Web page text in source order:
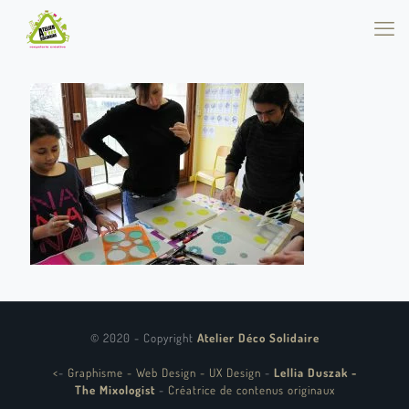
© 2020 - Copyright Atelier Déco Solidaire
<- Graphisme - Web Design - UX Design - Lellia Duszak -
The Mixologist - Créatrice de contenus originaux